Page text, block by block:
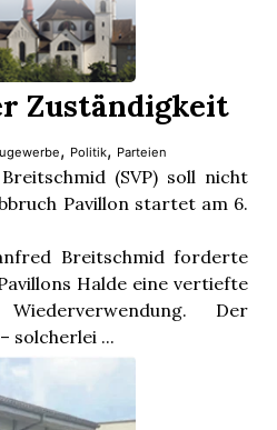
Zuständigkeit
, Politik, Parteien
(SVP) soll nicht
Pavillon startet am 6.
Breitschmid forderte
Halde eine vertiefte
Der
solcherlei ...